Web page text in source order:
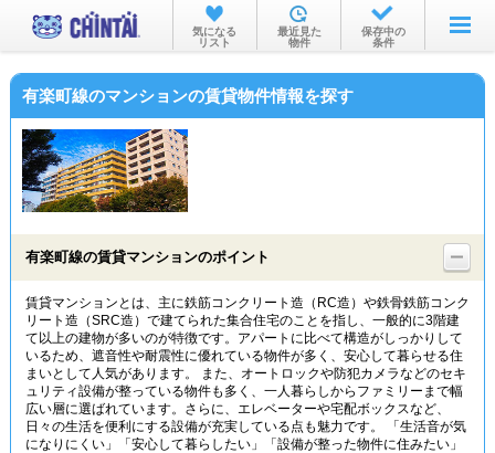
お部屋を探す
沿線・駅から
物件特集から
TOP
気になる
リスト
最近見た
物件
保存中の
条件
有楽町線のマンションの賃貸物件情報を探す
有楽町線の賃貸マンションのポイント
賃貸マンションとは、主に鉄筋コンクリート造（RC造）や鉄骨鉄筋コンク
リート造（SRC造）で建てられた集合住宅のことを指し、一般的に3階建
て以上の建物が多いのが特徴です。アパートに比べて構造がしっかりして
いるため、遮音性や耐震性に優れている物件が多く、安心して暮らせる住
まいとして人気があります。 また、オートロックや防犯カメラなどのセキ
ュリティ設備が整っている物件も多く、一人暮らしからファミリーまで幅
広い層に選ばれています。さらに、エレベーターや宅配ボックスなど、
日々の生活を便利にする設備が充実している点も魅力です。 「生活音が気
になりにくい」「安心して暮らしたい」「設備が整った物件に住みたい」